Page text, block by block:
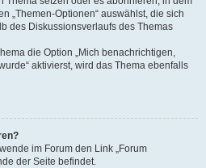
„Themen-Optionen“ auswählst, die sich
des Diskussionsverlaufs des Themas
die Option „Mich benachrichtigen,
aktivierst, wird das Thema ebenfalls
im Forum den Link „Forum
der Seite befindet.